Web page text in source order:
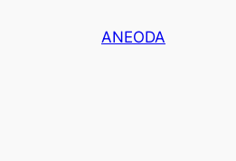
ANEODA